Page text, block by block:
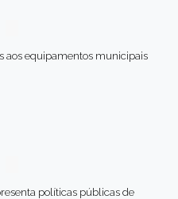
aos equipamentos municipais
políticas públicas de